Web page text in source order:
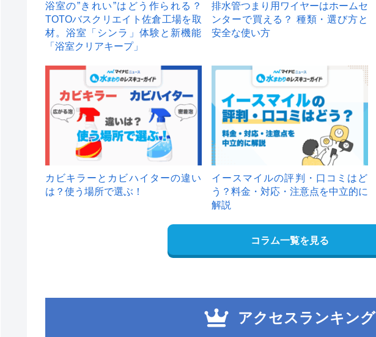
浴室の”きれい”はどう作られる？
TOTOバスクリエイト佐倉工場を取
材。浴室「シンラ」体験と新機能
「浴室クリアキープ」
排水管つまり用ワイヤーはホームセ
ンターで買える？ 種類・選び方と
安全な使い方
カビキラーとカビハイターの違い
は？使う場所で選ぶ！
イースマイルの評判・口コミはど
う？料金・対応・注意点を中立的に
解説
コラム一覧を見る
アクセスランキング